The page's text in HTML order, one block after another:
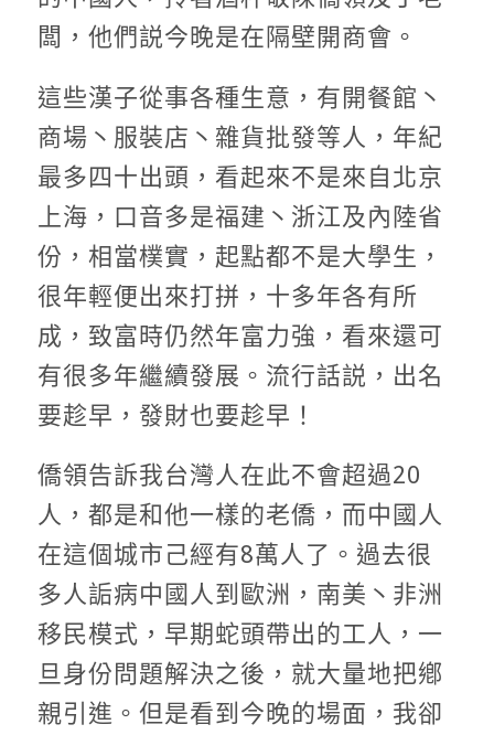
闆，他們説今晚是在隔壁開商會。
這些漢子從事各種生意，有開餐館丶
商場丶服裝店丶雜貨批發等人，年紀
最多四十出頭，看起來不是來自北京
上海，口音多是福建丶浙江及內陸省
份，相當樸實，起點都不是大學生，
很年輕便出來打拼，十多年各有所
成，致富時仍然年富力強，看來還可
有很多年繼續發展。流行話説，出名
要趁早，發財也要趁早！
僑領告訴我台灣人在此不會超過20
人，都是和他一樣的老僑，而中國人
在這個城市己經有8萬人了。過去很
多人詬病中國人到歐洲，南美丶非洲
移民模式，早期蛇頭帶出的工人，一
旦身份問題解決之後，就大量地把鄕
親引進。但是看到今晚的場面，我卻